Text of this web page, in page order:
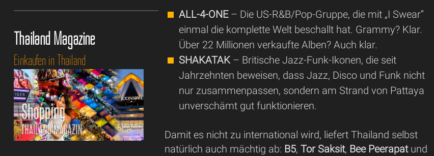
ALL-4-ONE– Die US-R&B/Pop-Gruppe, die mit „I Swear“
einmal die komplette Welt beschallt hat. Grammy? Klar.
Über 22 Millionen verkaufte Alben? Auch klar.
SHAKATAK – Britische Jazz-Funk-Ikonen, die seit
Jahrzehnten beweisen, dass Jazz, Disco und Funk nicht
nur zusammenpassen, sondern am Strand von Pattaya
unverschämt gut funktionieren.
Damit es nicht zu international wird, liefert Thailand selbst
natürlich auch mächtig ab: B5,Tor Saksit, Bee Peerapat und
Thailand Magazine
Einkaufen in Thailand